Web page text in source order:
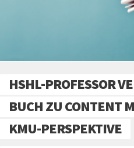
HSHL-PROFESSOR
BUCH ZU CONTENT
KMU-PERSPEKTIVE